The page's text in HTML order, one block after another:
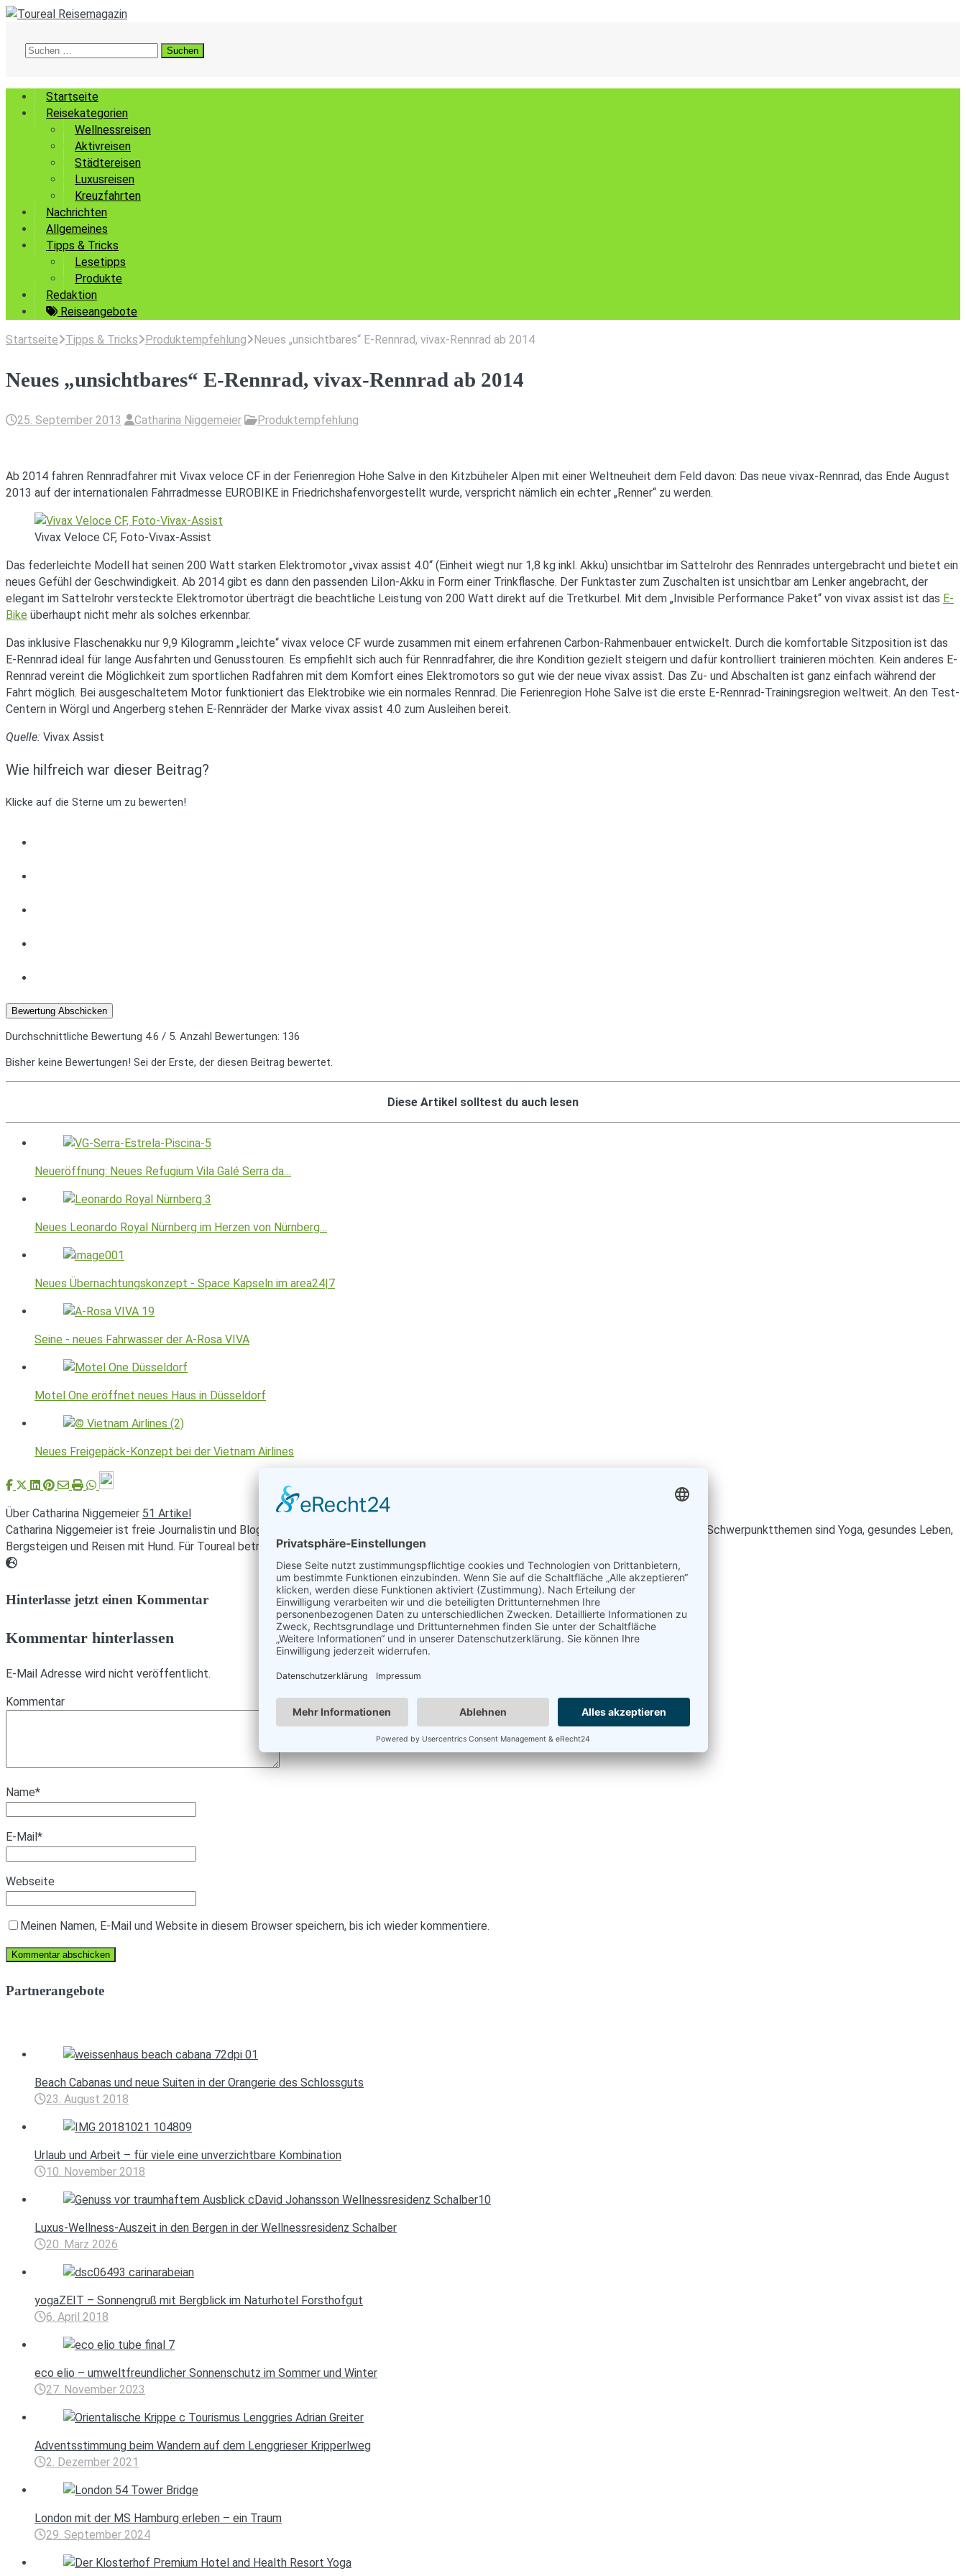
Suchen
Startseite
Reisekategorien
Wellnessreisen
Aktivreisen
Städtereisen
Luxusreisen
Kreuzfahrten
Nachrichten
Allgemeines
Tipps & Tricks
Lesetipps
Produkte
Redaktion
Reiseangebote
Startseite Tipps & Tricks Produktempfehlung Neues „unsichtbares“ E-Rennrad, vivax-Rennrad ab 2014
Neues „unsichtbares“ E-Rennrad, vivax-Rennrad ab 2014
25. September 2013 Catharina Niggemeier Produktempfehlung
Ab 2014 fahren Rennradfahrer mit Vivax veloce CF in der Ferienregion Hohe Salve in den Kitzbüheler Alpen mit einer Weltneuheit dem Feld davon: Das neue vivax-Rennrad, das Ende August
2013 auf der internationalen Fahrradmesse EUROBIKE in Friedrichshafenvorgestellt wurde, verspricht nämlich ein echter „Renner“ zu werden.
Vivax Veloce CF, Foto-Vivax-Assist
Das federleichte Modell hat seinen 200 Watt starken Elektromotor „vivax assist 4.0“ (Einheit wiegt nur 1,8 kg inkl. Akku) unsichtbar im Sattelrohr des Rennrades untergebracht und bietet ein
neues Gefühl der Geschwindigkeit. Ab 2014 gibt es dann den passenden LiIon-Akku in Form einer Trinkflasche. Der Funktaster zum Zuschalten ist unsichtbar am Lenker angebracht, der
elegant im Sattelrohr versteckte Elektromotor überträgt die beachtliche Leistung von 200 Watt direkt auf die Tretkurbel. Mit dem „Invisible Performance Paket“ von vivax assist ist das E-
Bike überhaupt nicht mehr als solches erkennbar.
Das inklusive Flaschenakku nur 9,9 Kilogramm „leichte“ vivax veloce CF wurde zusammen mit einem erfahrenen Carbon-Rahmenbauer entwickelt. Durch die komfortable Sitzposition ist das
E-Rennrad ideal für lange Ausfahrten und Genusstouren. Es empfiehlt sich auch für Rennradfahrer, die ihre Kondition gezielt steigern und dafür kontrolliert trainieren möchten. Kein anderes E-
Rennrad vereint die Möglichkeit zum sportlichen Radfahren mit dem Komfort eines Elektromotors so gut wie der neue vivax assist. Das Zu- und Abschalten ist ganz einfach während der
Fahrt möglich. Bei ausgeschaltetem Motor funktioniert das Elektrobike wie ein normales Rennrad. Die Ferienregion Hohe Salve ist die erste E-Rennrad-Trainingsregion weltweit. An den Test-
Centern in Wörgl und Angerberg stehen E-Rennräder der Marke vivax assist 4.0 zum Ausleihen bereit.
Quelle: Vivax Assist
Wie hilfreich war dieser Beitrag?
Klicke auf die Sterne um zu bewerten!
Bewertung Abschicken
Durchschnittliche Bewertung 4.6 / 5. Anzahl Bewertungen: 136
Bisher keine Bewertungen! Sei der Erste, der diesen Beitrag bewertet.
Diese Artikel solltest du auch lesen
Neueröffnung: Neues Refugium Vila Galé Serra da…
Neues Leonardo Royal Nürnberg im Herzen von Nürnberg…
Neues Übernachtungskonzept - Space Kapseln im area24|7
Seine - neues Fahrwasser der A-Rosa VIVA
Motel One eröffnet neues Haus in Düsseldorf
Neues Freigepäck-Konzept bei der Vietnam Airlines
Über Catharina Niggemeier 51 Artikel
Catharina Niggemeier ist freie Journalistin und Bloggerin. Ihre Blogs sind unter anderem www.wohl-ergehen.de und www.hallux-post.de. Ihre Schwerpunktthemen sind Yoga, gesundes Leben,
Bergsteigen und Reisen mit Hund. Für Toureal betreut sie die Rubrik Hotel & Seminar. Zudem ist Sie der Ansprechpartner für Kooperationen.
Webseite
Hinterlasse jetzt einen Kommentar
Kommentar hinterlassen
E-Mail Adresse wird nicht veröffentlicht.
Kommentar
Name*
E-Mail*
Webseite
Meinen Namen, E-Mail und Website in diesem Browser speichern, bis ich wieder kommentiere.
Partnerangebote
Beach Cabanas und neue Suiten in der Orangerie des Schlossguts
23. August 2018
Urlaub und Arbeit – für viele eine unverzichtbare Kombination
10. November 2018
Luxus-Wellness-Auszeit in den Bergen in der Wellnessresidenz Schalber
20. März 2026
yogaZEIT – Sonnengruß mit Bergblick im Naturhotel Forsthofgut
6. April 2018
eco elio – umweltfreundlicher Sonnenschutz im Sommer und Winter
27. November 2023
Adventsstimmung beim Wandern auf dem Lenggrieser Kripperlweg
2. Dezember 2021
London mit der MS Hamburg erleben – ein Traum
29. September 2024